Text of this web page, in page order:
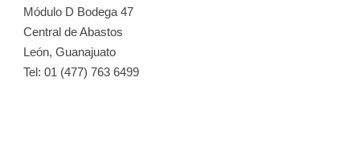
Módulo D Bodega 47
Central de Abastos
León, Guanajuato
Tel: 01 (477) 763 6499